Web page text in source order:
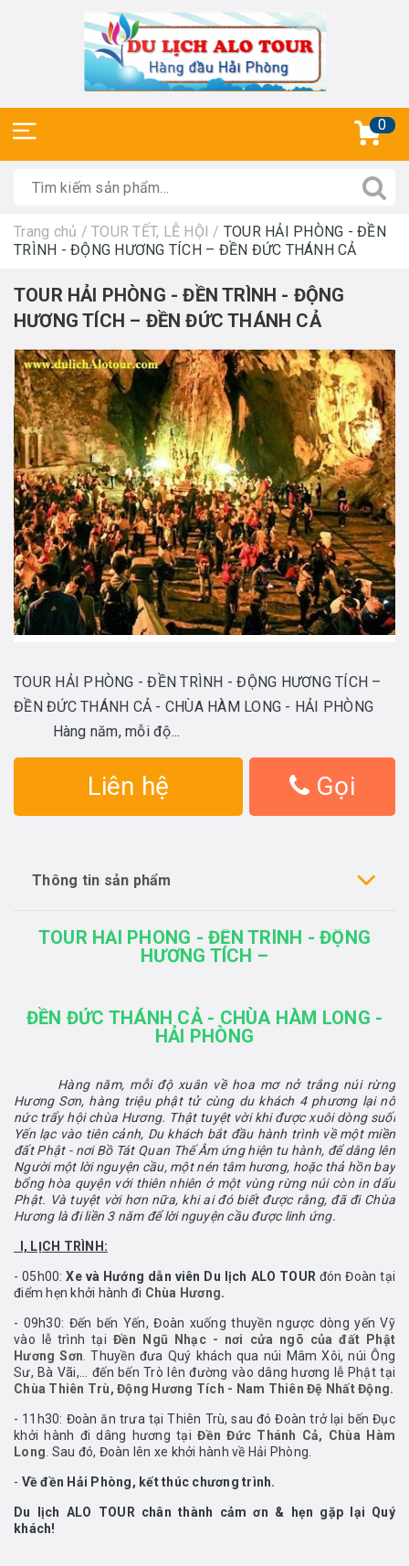
0
Trang chủ / TOUR TẾT, LỄ HỘI / TOUR HẢI PHÒNG - ĐỀN
TRÌNH - ĐỘNG HƯƠNG TÍCH – ĐỀN ĐỨC THÁNH CẢ
TOUR HẢI PHÒNG - ĐỀN TRÌNH - ĐỘNG
HƯƠNG TÍCH – ĐỀN ĐỨC THÁNH CẢ
TOUR HẢI PHÒNG - ĐỀN TRÌNH - ĐỘNG HƯƠNG TÍCH –
ĐỀN ĐỨC THÁNH CẢ - CHÙA HÀM LONG - HẢI PHÒNG
Hàng năm, mỗi độ...
Liên hệ Gọi
Thông tin sản phẩm
TOUR HẢI PHÒNG - ĐỀN TRÌNH - ĐỘNG
HƯƠNG TÍCH –
ĐỀN ĐỨC THÁNH CẢ - CHÙA HÀM LONG -
HẢI PHÒNG
Hàng năm, mỗi độ xuân về hoa mơ nở trắng núi rừng
Hương Sơn, hàng triệu phật tử cùng du khách 4 phương lại nô
nức trẩy hội chùa Hương. Thật tuyệt vời khi được xuôi dòng suối
Yến lạc vào tiên cảnh, Du khách bắt đầu hành trình về một miền
đất Phật - nơi Bồ Tát Quan Thế Âm ứng hiện tu hành, để dâng lên
Người một lời nguyện cầu, một nén tâm hương, hoặc thả hồn bay
bổng hòa quyện với thiên nhiên ở một vùng rừng núi còn in dấu
Phật. Và tuyệt vời hơn nữa, khi ai đó biết được rằng, đã đi Chùa
Hương là đi liền 3 năm để lời nguyện cầu được linh ứng.
I, LỊCH TRÌNH:
- 05h00:Xe và Hướng dẫn viên Du lịch ALO TOUR đón Đoàn tại
điểm hẹn khởi hành đi Chùa Hương.
- 09h30: Đến bến Yến, Đoàn xuống thuyền ngược dòng yến Vỹ
vào lễ trình tại Đền Ngũ Nhạc - nơi cửa ngõ của đất Phật
Hương Sơn . Thuyền đưa Quý khách qua núi Mâm Xôi, núi Ông
Sư, Bà Vãi,... đến bến Trò lên đường vào dâng hương lễ Phật tại
Chùa Thiên Trù, Động Hương Tích - Nam Thiên Đệ Nhất Động.
- 11h30: Đoàn ăn trưa tại Thiên Trù, sau đó Đoàn trở lại bến Đục
khởi hành đi dâng hương tạiĐền Đức Thánh Cả, Chùa Hàm
Long . Sau đó, Đoàn lên xe khởi hành về Hải Phòng.
- Về đền Hải Phòng, kết thúc chương trình.
Du lịch ALO TOUR chân thành cảm ơn & hẹn gặp lại Quý
khách!